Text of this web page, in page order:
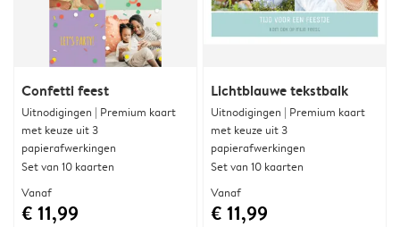
Confetti feest
Uitnodigingen | Premium kaart
met keuze uit 3
papierafwerkingen
Set van 10 kaarten
Vanaf
€ 11,99
Lichtblauwe tekstbalk
Uitnodigingen | Premium kaart
met keuze uit 3
papierafwerkingen
Set van 10 kaarten
Vanaf
€ 11,99